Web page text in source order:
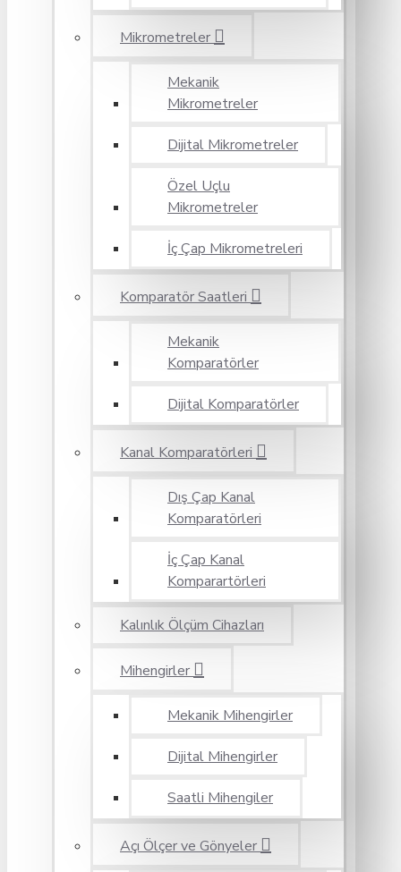
Mikrometreler
Mekanik
Mikrometreler
Dijital Mikrometreler
Özel Uçlu
Mikrometreler
İç Çap Mikrometreleri
Komparatör Saatleri
Mekanik
Komparatörler
Dijital Komparatörler
Kanal Komparatörleri
Dış Çap Kanal
Komparatörleri
İç Çap Kanal
Komparartörleri
Kalınlık Ölçüm Cihazları
Mihengirler
Mekanik Mihengirler
Dijital Mihengirler
Saatli Mihengiler
Açı Ölçer ve Gönyeler